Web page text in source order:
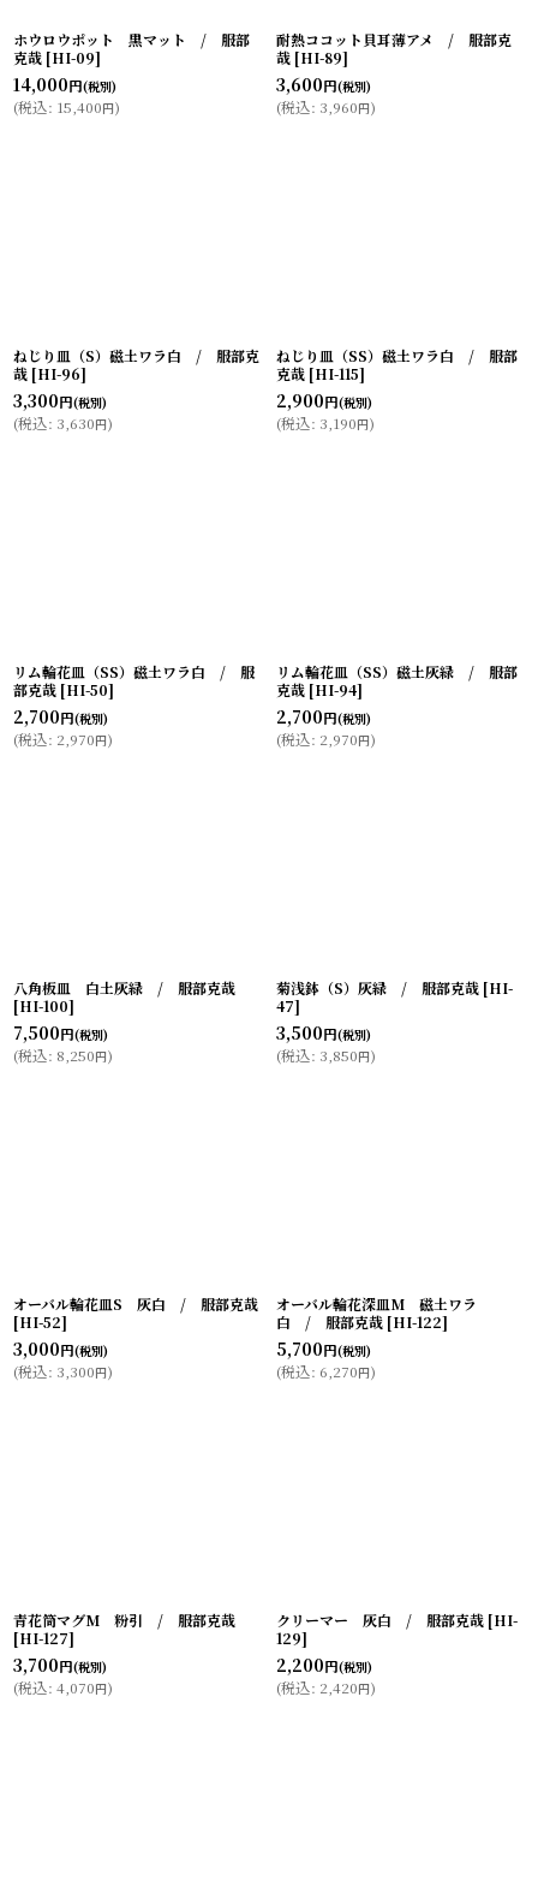
ホウロウポット 黒マット / 服部
克哉 [HI-09]
14,000円(税別)
(税込: 15,400円)
耐熱ココット貝耳薄アメ / 服部克
哉 [HI-89]
3,600円(税別)
(税込: 3,960円)
ねじり皿（S）磁土ワラ白 / 服部克
哉 [HI-96]
3,300円(税別)
(税込: 3,630円)
ねじり皿（SS）磁土ワラ白 / 服部
克哉 [HI-115]
2,900円(税別)
(税込: 3,190円)
リム輪花皿（SS）磁土ワラ白 / 服
部克哉 [HI-50]
2,700円(税別)
(税込: 2,970円)
リム輪花皿（SS）磁土灰緑 / 服部
克哉 [HI-94]
2,700円(税別)
(税込: 2,970円)
八角板皿 白土灰緑 / 服部克哉
[HI-100]
7,500円(税別)
(税込: 8,250円)
菊浅鉢（S）灰緑 / 服部克哉 [HI-
47]
3,500円(税別)
(税込: 3,850円)
オーバル輪花皿S 灰白 / 服部克哉
[HI-52]
3,000円(税別)
(税込: 3,300円)
オーバル輪花深皿M 磁土ワラ
白 / 服部克哉 [HI-122]
5,700円(税別)
(税込: 6,270円)
青花筒マグM 粉引 / 服部克哉
[HI-127]
3,700円(税別)
(税込: 4,070円)
クリーマー 灰白 / 服部克哉 [HI-
129]
2,200円(税別)
(税込: 2,420円)